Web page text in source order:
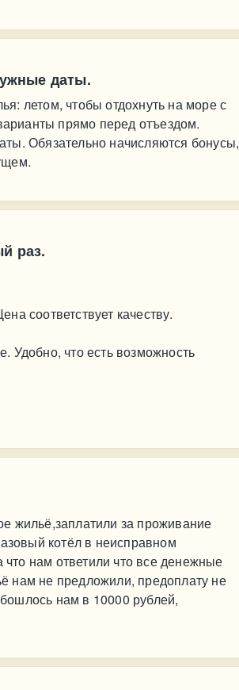
даты.
летом, чтобы отдохнуть на море с
прямо перед отъездом.
Обязательно начисляются бонусы,
раз.
соответствует качеству.
Удобно, что есть возможность
жильё,заплатили за проживание
котёл в неисправном
что нам ответили что все денежные
нам не предложили, предоплату не
нам в 10000 рублей,